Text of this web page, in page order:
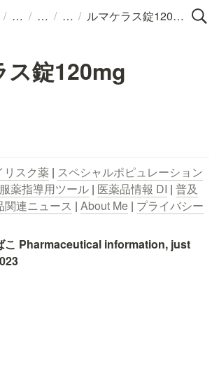
/ / / / ルマケラス錠120mg
ス錠120mg
リスク薬 | スペシャルポピュレーション
服薬指導用ツール | 医薬品情報 DI | 普及
関連ニュース | About Me | プライバシー
こ Pharmaceutical information, just